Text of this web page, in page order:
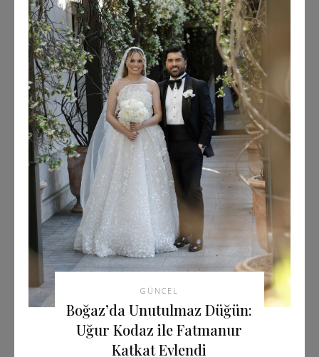
GÜNCEL
Boğaz’da Unutulmaz Düğün:
Uğur Kodaz ile Fatmanur
Katkat Evlendi